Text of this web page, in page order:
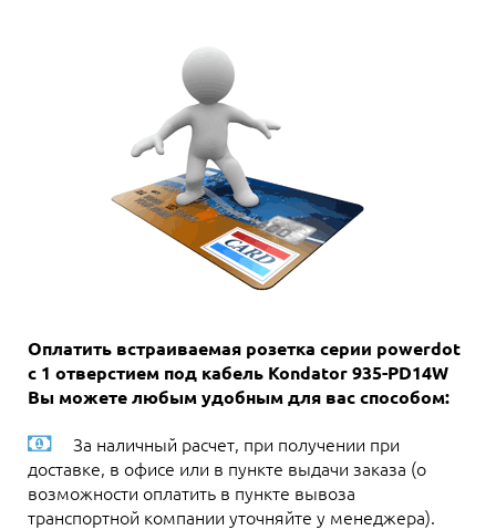
Оплатить встраиваемая розетка серии powerdot
с 1 отверстием под кабель Kondator 935-PD14W
Вы можете любым удобным для вас способом:
За наличный расчет, при получении при
доставке, в офисе или в пункте выдачи заказа (о
возможности оплатить в пункте вывоза
транспортной компании уточняйте у менеджера).